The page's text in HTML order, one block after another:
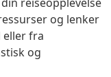
og lenker
eller fra
og